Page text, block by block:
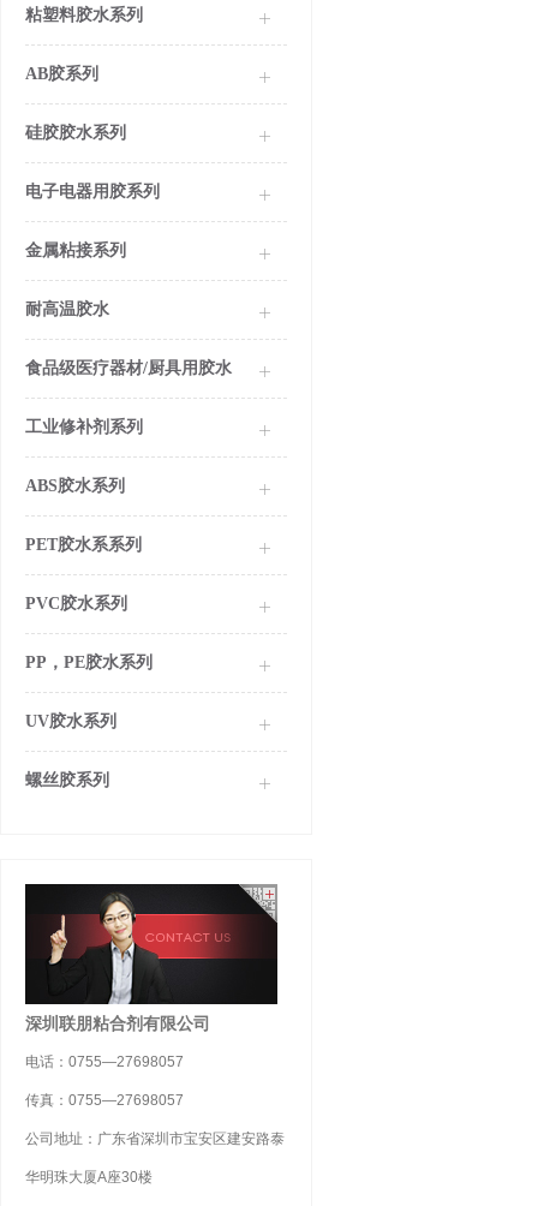
粘塑料胶水系列
AB胶系列
硅胶胶水系列
电子电器用胶系列
金属粘接系列
耐高温胶水
食品级医疗器材/厨具用胶水
工业修补剂系列
ABS胶水系列
PET胶水系系列
PVC胶水系列
PP，PE胶水系列
UV胶水系列
螺丝胶系列
深圳联朋粘合剂有限公司
电话：0755—27698057
传真：0755—27698057
公司地址：广东省深圳市宝安区建安路泰
华明珠大厦A座30楼